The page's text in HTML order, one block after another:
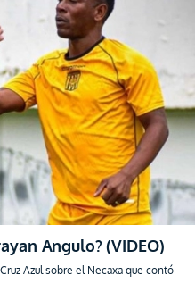
Angulo? (VIDEO)
Azul sobre el Necaxa que contó